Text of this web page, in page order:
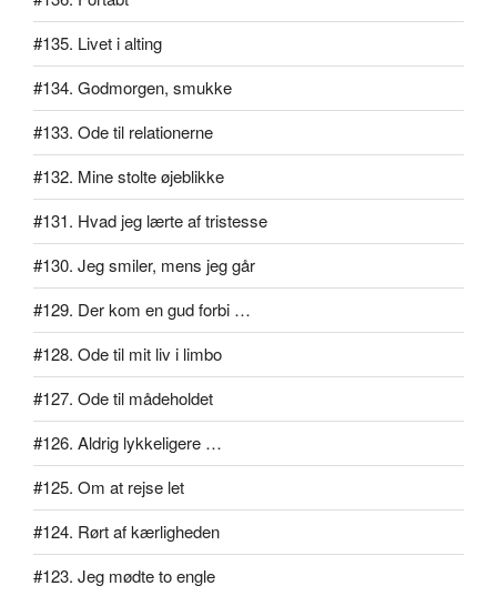
#135. Livet i alting
#134. Godmorgen, smukke
#133. Ode til relationerne
#132. Mine stolte øjeblikke
#131. Hvad jeg lærte af tristesse
#130. Jeg smiler, mens jeg går
#129. Der kom en gud forbi …
#128. Ode til mit liv i limbo
#127. Ode til mådeholdet
#126. Aldrig lykkeligere …
#125. Om at rejse let
#124. Rørt af kærligheden
#123. Jeg mødte to engle